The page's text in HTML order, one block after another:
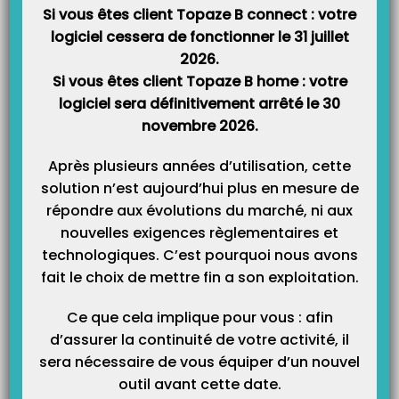
données d’identification de son porteur (identité,…
Comment ajouter ou supprimer un praticien du logiciel
(titulaire ou remplaçant) ?
Attention ! Modifier ou ajouter un(e) praticien(ne) titulaire dans Topaze,
entraîne un changement de licence qu’il faut au préalable, se le procurer
vous seront plus accessibles,…
Comment facturer un/e remplaçant/e Sage-Femme?
Un praticien remplaçant exécute les soins au nom d’un praticien titulaire du
logiciel. Une fois la facture générée, le praticien titulaire rétrocède un
pourcentage sur chaque acte de soin et de déplacement d’une période
calculée. Nous allons voir dans cet article la façon de paramétrer un
Fonctionnement de l’onglet rétrocession ?
L’onglet Rétrocession sert à la base, à calculer les rétrocessions d’honoraires
Si vous êtes client Topaze B connect : votre
logiciel cessera de fonctionner le 31 juillet
2026.
Si vous êtes client Topaze B home : votre
logiciel sera définitivement arrêté le 30
novembre 2026.
Après plusieurs années d’utilisation, cette
solution n’est aujourd’hui plus en mesure de
répondre aux évolutions du marché, ni aux
nouvelles exigences règlementaires et
technologiques. C’est pourquoi nous avons
fait le choix de mettre fin a son exploitation.
Ce que cela implique pour vous : afin
d’assurer la continuité de votre activité, il
sera nécessaire de vous équiper d’un nouvel
outil avant cette date.